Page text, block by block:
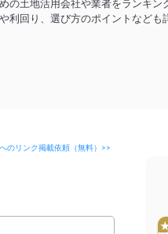
土地活用会社や業者をランキ
回り、選び方のポイントなど
のリンク掲載依頼（無料）>>